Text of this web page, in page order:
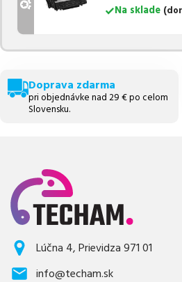
Na sklade (
Doprava zdarma
pri objednávke nad 29 € po celom
Slovensku.
Lúčna 4, Prievidza 971 01
info@techam.sk